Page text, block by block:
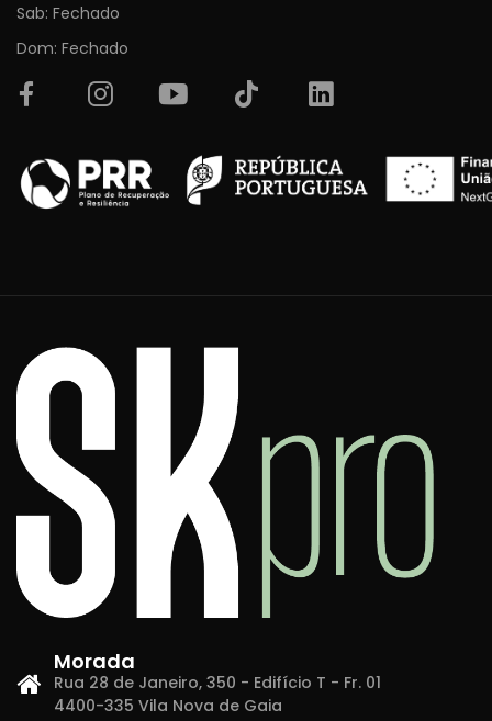
Sab: Fechado
Dom: Fechado
Morada
Rua 28 de Janeiro, 350 - Edifício T - Fr. 01
4400-335 Vila Nova de Gaia